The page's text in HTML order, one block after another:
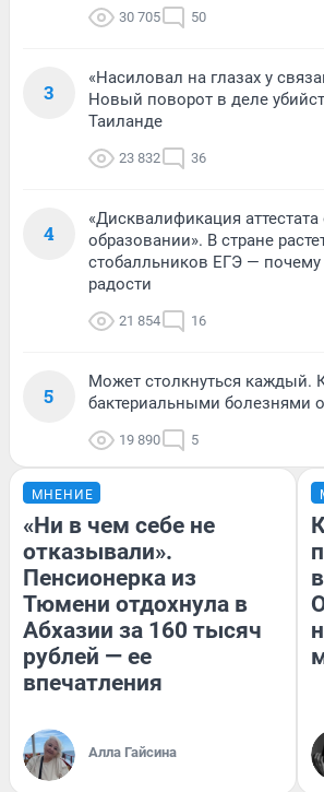
30 705 50
3
«Насиловал на глазах у
Новый поворот в деле
Таиланде
23 832 36
4
«Дисквалификация
образовании». В стране
стобалльников ЕГЭ — почему
радости
21 854 16
5
Может столкнуться каждый.
бактериальными болезнями
19 890 5
МНЕНИЕ
«Ни в чем себе не
отказывали».
Пенсионерка из
Тюмени отдохнула в
Абхазии за 160 тысяч
рублей — ее
впечатления
Алла Гайсина